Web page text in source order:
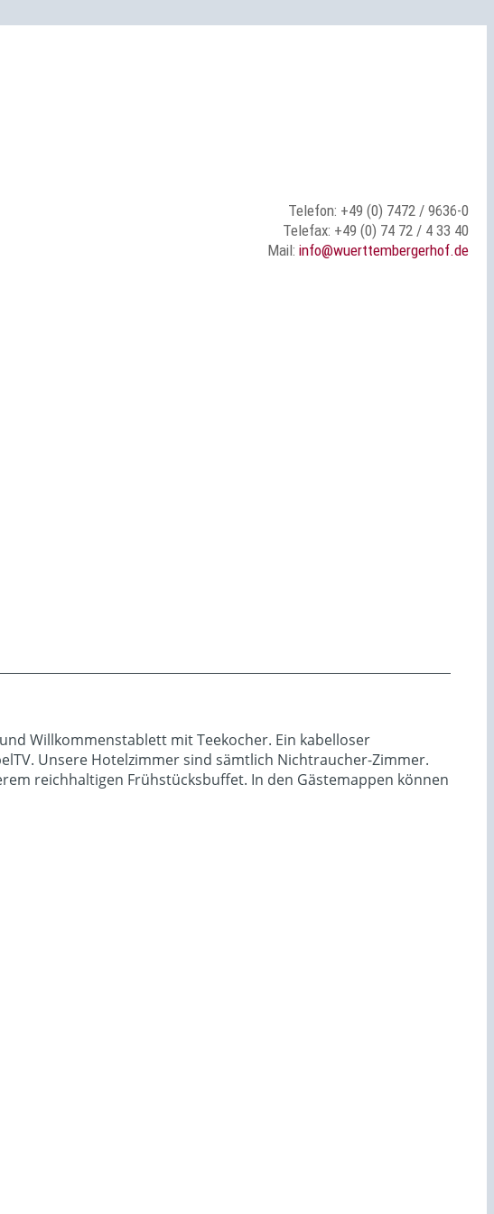
Telefon: +49 (0) 7472 / 9636-0
Telefax: +49 (0) 74 72 / 4 33 40
Mail: info@wuerttembergerhof.de
Willkommenstablett mit Teekocher. Ein kabelloser
Unsere Hotelzimmer sind sämtlich Nichtraucher-Zimmer.
reichhaltigen Frühstücksbuffet. In den Gästemappen können